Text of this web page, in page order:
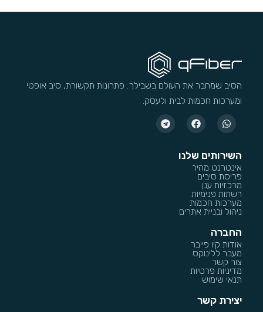
הסיב שמחבר את העולם בשבילך. פתרונות תקשורת, סיב אופטי
ומערכות חכמות לבית ולעסק.
השירותים שלנו
אינטרנט מהיר
פריסת סיבים
מרכזיות ענן
רשתות פנימיות
מערכות חכמות
ניהול ובניית אתרים
החברה
אודות קיו פייבר
מעבר ללינוקס
צור קשר
מדיניות פרטיות
תנאי שימוש
יצירת קשר